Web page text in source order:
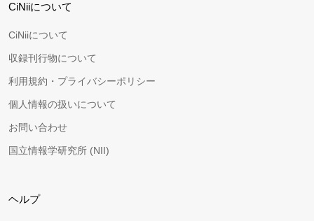
CiNiiについて
CiNiiについて
収録刊行物について
利用規約・プライバシーポリシー
個人情報の扱いについて
お問い合わせ
国立情報学研究所 (NII)
ヘルプ